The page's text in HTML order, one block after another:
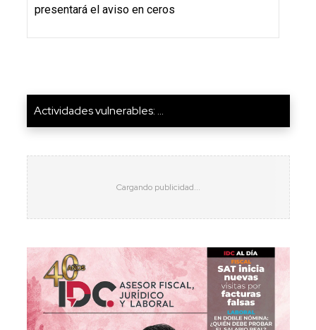
presentará el aviso en ceros
Actividades vulnerables: ...